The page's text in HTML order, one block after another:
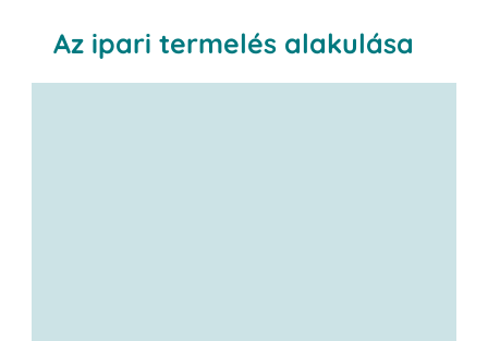
Az ipari termelés alakulása